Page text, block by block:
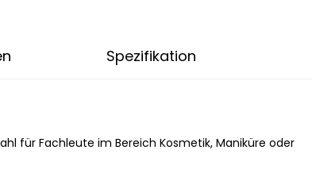
Spezifikation
für Fachleute im Bereich Kosmetik, Maniküre oder